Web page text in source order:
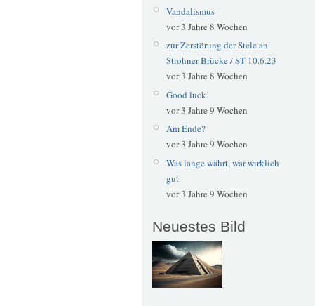
Vandalismus
vor 3 Jahre 8 Wochen
zur Zerstörung der Stele an
Strohner Brücke / ST 10.6.23
vor 3 Jahre 8 Wochen
Good luck!
vor 3 Jahre 9 Wochen
Am Ende?
vor 3 Jahre 9 Wochen
Was lange währt, war wirklich
gut.
vor 3 Jahre 9 Wochen
Neuestes Bild